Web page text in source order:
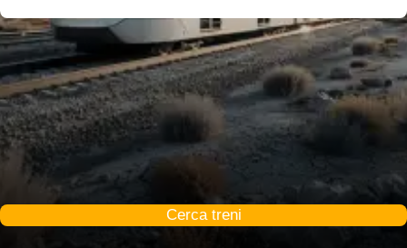
Cerca treni